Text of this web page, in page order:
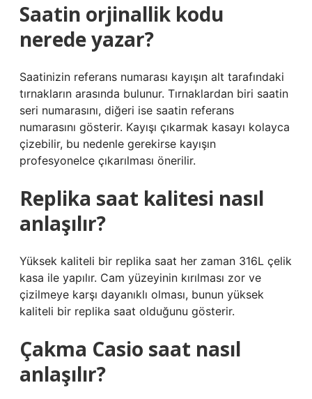
Saatin orjinallik kodu
nerede yazar?
Saatinizin referans numarası kayışın alt tarafındaki
tırnakların arasında bulunur. Tırnaklardan biri saatin
seri numarasını, diğeri ise saatin referans
numarasını gösterir. Kayışı çıkarmak kasayı kolayca
çizebilir, bu nedenle gerekirse kayışın
profesyonelce çıkarılması önerilir.
Replika saat kalitesi nasıl
anlaşılır?
Yüksek kaliteli bir replika saat her zaman 316L çelik
kasa ile yapılır. Cam yüzeyinin kırılması zor ve
çizilmeye karşı dayanıklı olması, bunun yüksek
kaliteli bir replika saat olduğunu gösterir.
Çakma Casio saat nasıl
anlaşılır?